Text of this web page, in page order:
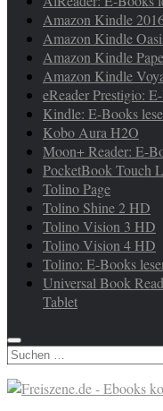
Amazon Kindle
Amazon Kindle
Amazon Kindle
Amazon Kindle
eReader Prestigio:
Kindle: E-Books
Kobo Aura H2O
Moon+ Reader: E-
PocketBook Touch
Tolino Page
Tolino Shine 2 HD
Tolino Vision 3 HD
Tolino Vision 4 HD
Tolino: E-Books
Universal Book
Tablet
Suchen